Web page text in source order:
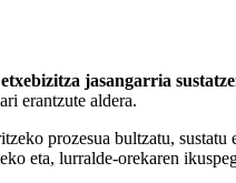
jasangarria
erantzute aldera.
prozesua bultzatu,
eta, lurralde-orekaren